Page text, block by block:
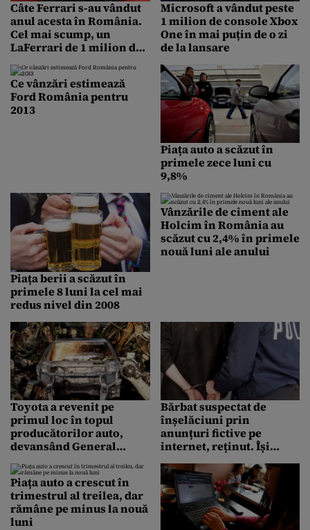
Câte Ferrari s-au vândut
anul acesta în România.
Cel mai scump, un
LaFerrari de 1 milion de
Microsoft a vândut peste
1 milion de console Xbox
One în mai puțin de o zi
de la lansare
Ce vânzări estimează
Ford România pentru
2013
Piața auto a scăzut în
primele zece luni cu
9,8%
Piața berii a scăzut în
primele 8 luni la cel mai
redus nivel din 2008
Vânzările de ciment ale
Holcim în România au
scăzut cu 2,4% în primele
nouă luni ale anului
Toyota a revenit pe
primul loc în topul
producătorilor auto,
devansând General
Bărbat suspectat de
înșelăciuni prin
anunțuri fictive pe
internet, reținut. Își
trimită bani, apoi nu mai
livra marfa
Piața auto a crescut în
trimestrul al treilea, dar
rămâne pe minus la nouă
luni